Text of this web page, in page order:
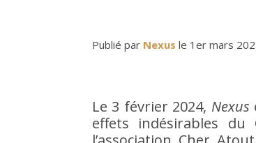
Publié par Nexus le 1er mars
Le 3 février 2024, Nexus
effets indésirables